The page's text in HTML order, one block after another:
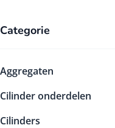
Categorie
Aggregaten
Cilinder onderdelen
Cilinders